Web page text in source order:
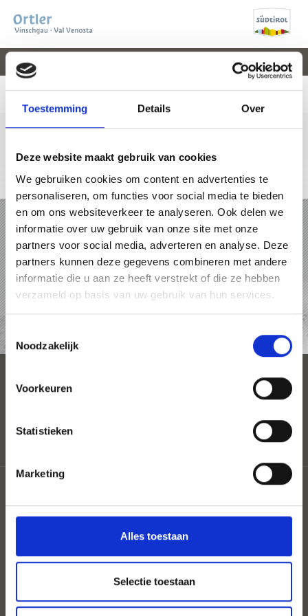
Toestemming Details Over
Deze website maakt gebruik van cookies
We gebruiken cookies om content en advertenties te
personaliseren, om functies voor social media te bieden
en om ons websiteverkeer te analyseren. Ook delen we
informatie over uw gebruik van onze site met onze
partners voor social media, adverteren en analyse. Deze
partners kunnen deze gegevens combineren met andere
informatie die u aan ze heeft verstrekt of die ze hebben
verzameld op basis van uw gebruik van hun services.
Noodzakelijk
Voorkeuren
Statistieken
Marketing
Alles toestaan
Selectie toestaan
KAART
V
VAL VENOSTA
+39 0473 61 30 15 info@ortlergebiet.it Online-kaart
VAKANTIE IN HET ORTLERGEBIET
PAKKETTEN
ACCOMMODATIES
ACCOMMODATIE
Sitemap